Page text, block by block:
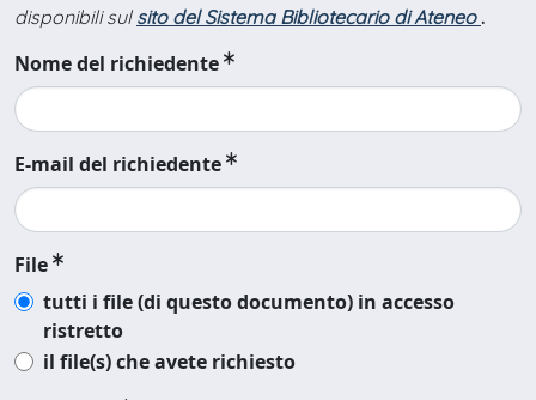
disponibili sul sito del Sistema Bibliotecario di Ateneo .
Nome del richiedente
E-mail del richiedente
File
tutti i file (di questo documento) in accesso
ristretto
il file(s) che avete richiesto